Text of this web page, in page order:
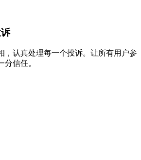
，认真处理每一个投诉。让所有用户参
信任。